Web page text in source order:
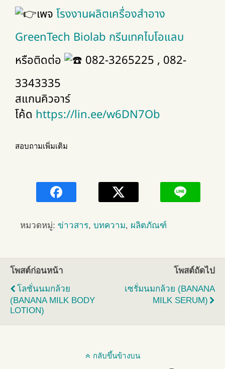
เพจ โรงงานผลิตเครื่องสำอาง
GreenTech Biolab กรีนเทคไบโอแลบ
หรือติดต่อ
082-3265225 , 082-
3343335
สแกนคิวอาร์
โค้ด https://lin.ee/w6DN7Ob
สอบถามเพิ่มเติม
หมวดหมู่: ข่าวสาร, บทความ, ผลิตภัณฑ์
โพสต์ก่อนหน้า
โลชั่นนมกล้วย
(BANANA MILK BODY
LOTION)
โพสต์ถัดไป
เซรั่มนมกล้วย (BANANA
MILK SERUM)
กลับขึ้นข้างบน